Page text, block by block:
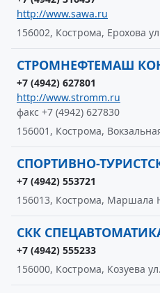
http://www.sawa.ru
156002, Кострома, Ерохова
СТРОМНЕФТЕМАШ
+7 (4942) 627801
http://www.stromm.ru
факс +7 (4942) 627830
156001, Кострома,
СПОРТИВНО-
+7 (4942) 553721
156013, Кострома, Маршала
СКК
+7 (4942) 555233
156000, Кострома, Козуева